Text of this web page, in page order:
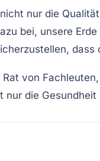
nur die Qualität
bei, unsere
dass
Rat von
die